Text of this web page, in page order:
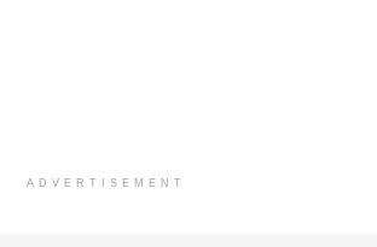
ADVERTISEMENT